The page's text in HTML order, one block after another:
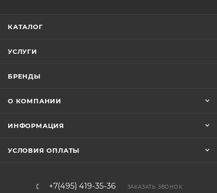
КАТАЛОГ
УСЛУГИ
БРЕНДЫ
О КОМПАНИИ
ИНФОРМАЦИЯ
УСЛОВИЯ ОПЛАТЫ
+7(495) 419-35-36 ЗАКАЗАТЬ ЗВОНОК